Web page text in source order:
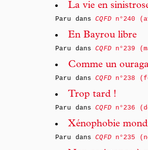
La vie en
Paru dansCQFDn°240
En Bayrou libre
Paru dansCQFDn°239
Comme un
Paru dansCQFDn°238
Trop tard !
Paru dansCQFDn°236
Xénophobie
Paru dansCQFDn°235